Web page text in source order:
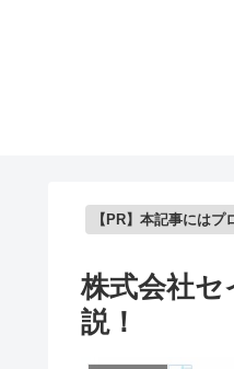
【PR】本記事には
株式会社
説！